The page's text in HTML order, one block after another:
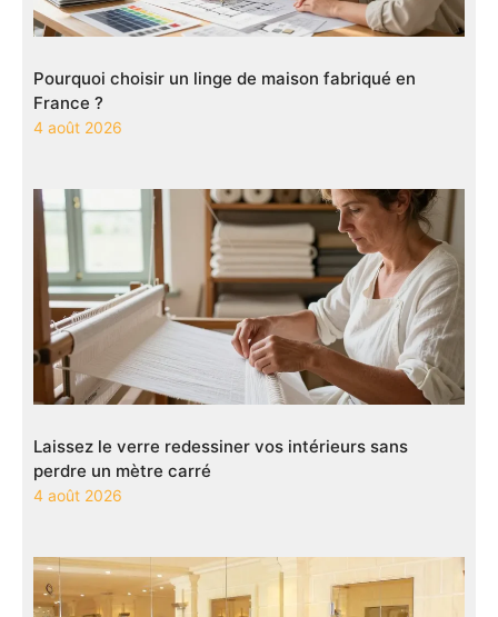
Pourquoi choisir un linge de maison fabriqué en
France ?
4 août 2026
Laissez le verre redessiner vos intérieurs sans
perdre un mètre carré
4 août 2026